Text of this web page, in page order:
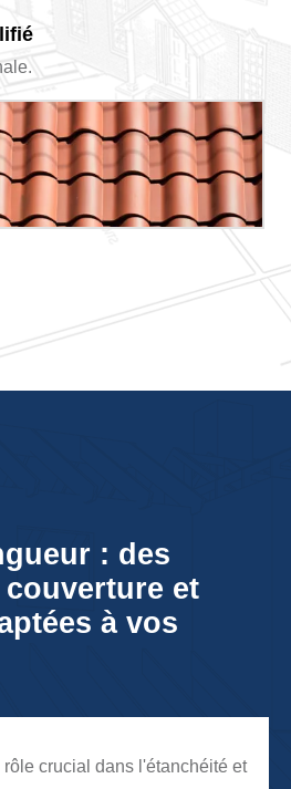
ans d'expérience
: des
et
à vos
crucial dans l'étanchéité et